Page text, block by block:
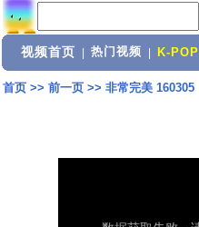
视频首页 热门视频 K-POP
首页>> 前一页>> 非常完美 160305